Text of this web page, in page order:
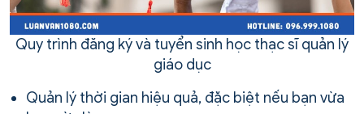
Quy trình đăng ký và tuyển sinh học thạc sĩ quản lý
giáo dục
Quản lý thời gian hiệu quả, đặc biệt nếu bạn vừa